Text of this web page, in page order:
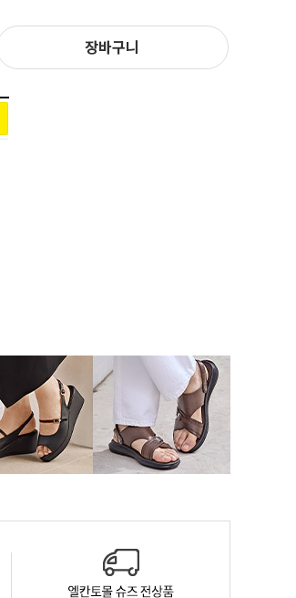
장바구니